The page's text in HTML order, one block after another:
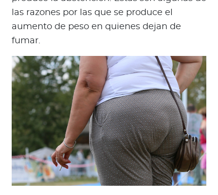
las razones por las que se produce el
aumento de peso en quienes dejan de
fumar.